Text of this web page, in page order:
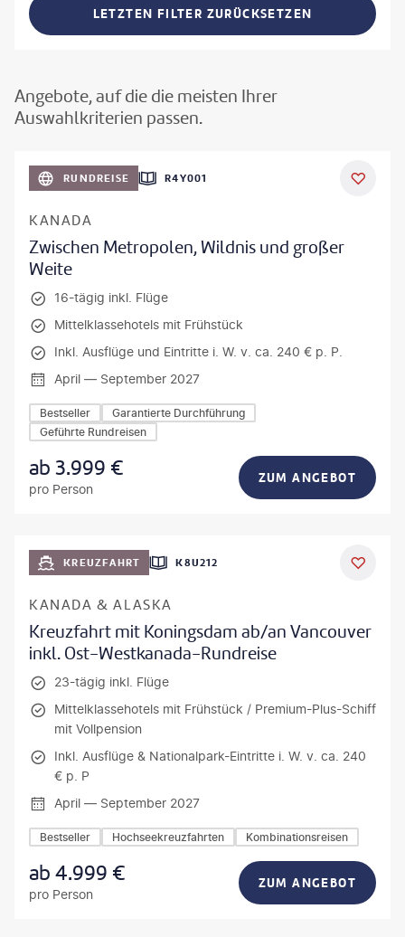
LETZTEN FILTER ZURÜCKSETZEN
Angebote, auf die die meisten Ihrer
Auswahlkriterien passen.
RUNDREISE R4Y001
KANADA
Zwischen Metropolen, Wildnis und großer
Weite
16-tägig inkl. Flüge
Mittelklassehotels mit Frühstück
Inkl. Ausflüge und Eintritte i. W. v. ca. 240 € p. P.
April — September 2027
Bestseller
Garantierte Durchführung
Geführte Rundreisen
ab3.999 €
pro Person
ZUM ANGEBOT
KREUZFAHRT K8U212
KANADA & ALASKA
Kreuzfahrt mit Koningsdam ab/an Vancouver
inkl. Ost-Westkanada-Rundreise
23-tägig inkl. Flüge
Mittelklassehotels mit Frühstück / Premium-Plus-Schiff
mit Vollpension
Inkl. Ausflüge & Nationalpark-Eintritte i. W. v. ca. 240
€ p. P
April — September 2027
Bestseller Hochseekreuzfahrten Kombinationsreisen
ab4.999 €
pro Person
ZUM ANGEBOT